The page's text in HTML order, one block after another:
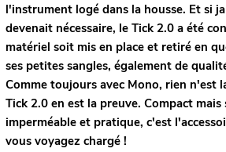
l'instrument logé dans la housse. Et si
devenait nécessaire, le Tick 2.0 a été
matériel soit mis en place et retiré en
ses petites sangles, également de
Comme toujours avec Mono, rien n'est
Tick 2.0 en est la preuve. Compact
imperméable et pratique, c'est
vous voyagez chargé !